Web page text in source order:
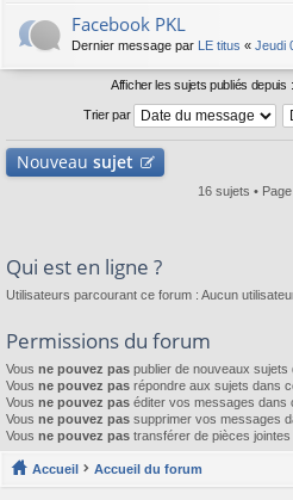
Facebook PKL
Dernier message par LE titus « Jeudi
Afficher les sujets publiés depuis :
Trier par
Nouveau sujet
16 sujets • Page
Qui est en ligne ?
Utilisateurs parcourant ce forum : Aucun
Permissions du forum
Vous ne pouvez pas publier de nouveaux sujets
Vous ne pouvez pas répondre aux sujets dans
Vous ne pouvez pas éditer vos messages dans
Vous ne pouvez pas supprimer vos messages
Vous ne pouvez pas transférer de pièces
Accueil Accueil du forum